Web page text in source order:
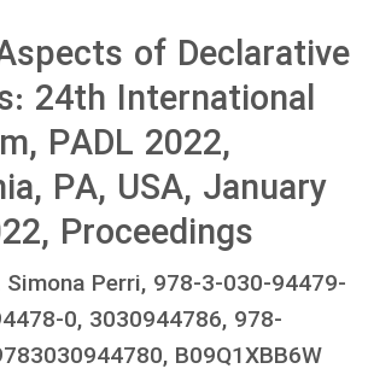
of Declarative
24th International
PADL 2022,
PA, USA, January
Proceedings
Simona Perri, 978-3-030-94479-
0, 3030944786, 978-
B09Q1XBB6W